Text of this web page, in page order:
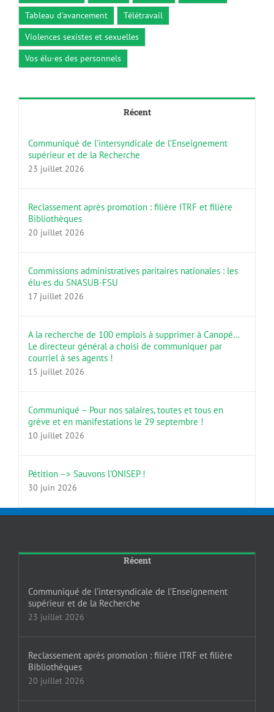
Tableau d'avancement
Télétravail
Violences sexistes et sexuelles
Vos élu·es des personnels
Récent
Communiqué de l’intersyndicale de l’Enseignement
supérieur et de la Recherche
23 juillet 2026
Reclassement après promotion : filière ITRF et filière
Bibliothèques
20 juillet 2026
Commissions administratives paritaires nationales : les
élu·es du SNASUB-FSU
17 juillet 2026
A la recherche de 100 emplois à supprimer à Canopé…
Le directeur général a choisi de communiquer par
courriel à ses agents !
15 juillet 2026
Communiqué – Pour nos salaires, toutes et tous en
grève et en manifestations le 29 septembre !
10 juillet 2026
Pétition –> Sauvons l’ONISEP !
30 juin 2026
Récent
Communiqué de l’intersyndicale de l’Enseignement
supérieur et de la Recherche
23 juillet 2026
Reclassement après promotion : filière ITRF et filière
Bibliothèques
20 juillet 2026